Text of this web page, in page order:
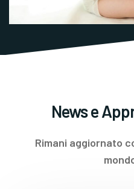
News e
Rimani aggiornato